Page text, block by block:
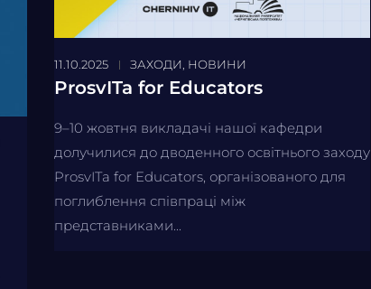
11.10.2025 ЗАХОДИ НОВИНИ
ProsvITa for Educators
9–10 жовтня викладачі нашої кафедри
долучилися до дводенного освітнього заходу
ProsvITa for Educators, організованого для
поглиблення співпраці між
представниками...